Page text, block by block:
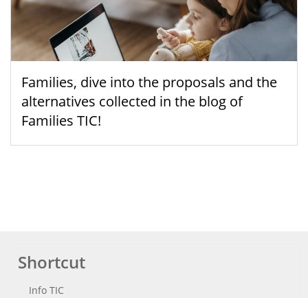
Families, dive into the proposals and the
alternatives collected in the blog of
Families TIC!
Shortcut
Info TIC